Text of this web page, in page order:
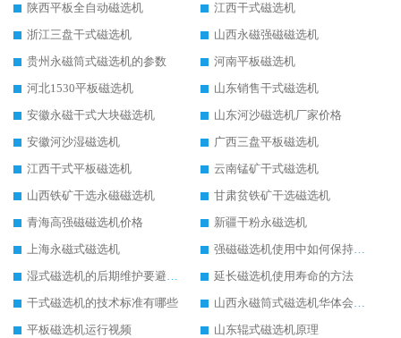
陕西平板全自动磁选机
江西干式磁选机
浙江三盘干式磁选机
山西永磁强磁磁选机
贵州永磁筒式磁选机的参数
河南平板磁选机
河北1530平板磁选机
山东销售干式磁选机
安徽永磁干式大块磁选机
山东河沙磁选机厂家价格
安徽河沙湿磁选机
广西三盘平板磁选机
江西干式平板磁选机
云南锰矿干式磁选机
山西铁矿干选永磁磁选机
甘肃贫铁矿干选磁选机
青海高强磁磁选机价格
新疆干粉永磁选机
上海永磁式磁选机
强磁磁选机使用中如何保持其顺畅运行
湿式磁选机的后期维护要避开哪些坑
延长磁选机使用寿命的方法
干式磁选机的技术标准有哪些
山西永磁筒式磁选机华体会手机网页版-华体会(中国)
平板磁选机运行视频
山东辊式磁选机原理